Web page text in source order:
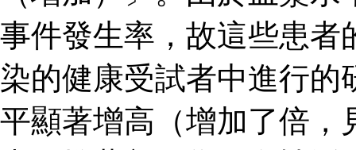
事件發生率，故這些患者
染的健康受試者中進行的
平顯著增高（增加了倍，